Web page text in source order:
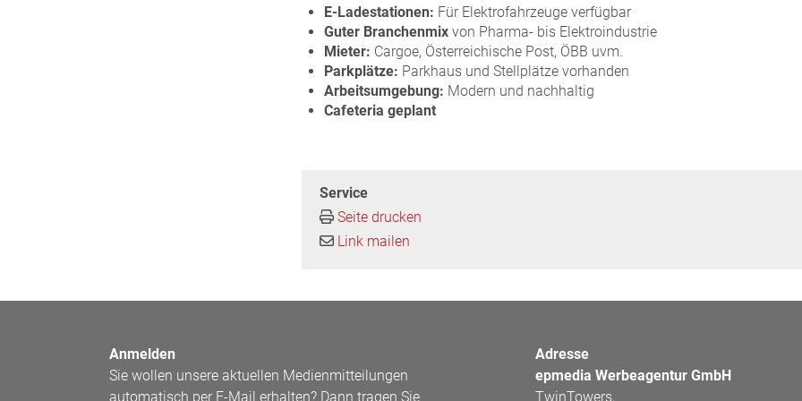
E-Ladestationen: Für Elektrofahrzeuge verfügbar
Guter Branchenmix von Pharma- bis Elektroindustrie
Mieter: Cargoe, Österreichische Post, ÖBB uvm.
Parkplätze: Parkhaus und Stellplätze vorhanden
Arbeitsumgebung: Modern und nachhaltig
Cafeteria geplant
Service
Seite drucken
Link mailen
Anmelden
Sie wollen unsere aktuellen Medienmitteilungen
automatisch per E-Mail erhalten? Dann tragen Sie
Adresse
epmedia Werbeagentur GmbH
TwinTowers,